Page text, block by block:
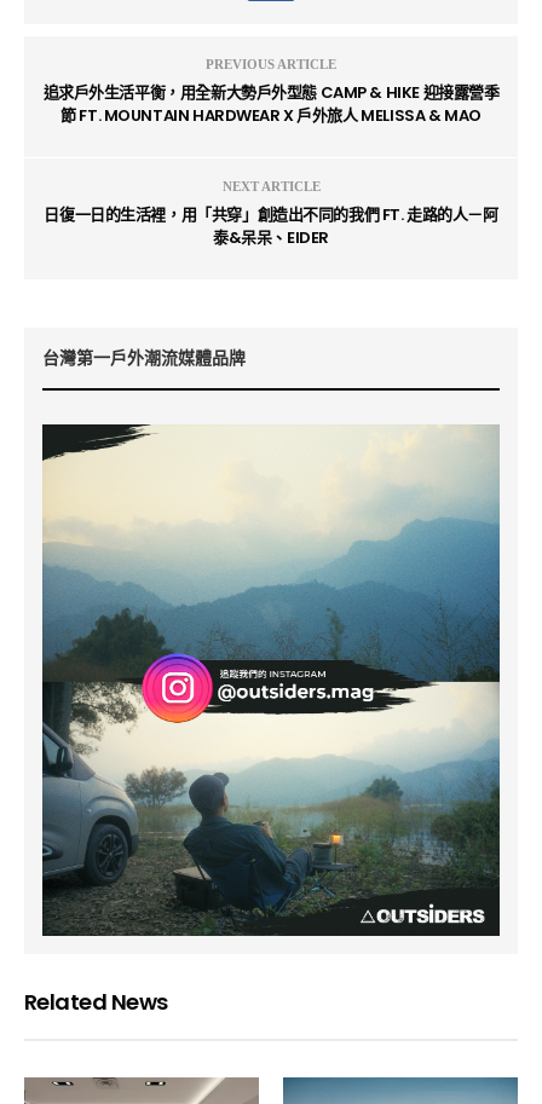
PREVIOUS ARTICLE
追求戶外生活平衡，用全新大勢戶外型態 CAMP & HIKE 迎接露營季
節 FT. MOUNTAIN HARDWEAR X 戶外旅人 MELISSA & MAO
NEXT ARTICLE
日復一日的生活裡，用「共穿」創造出不同的我們 FT. 走路的人－阿
泰&呆呆、EIDER
台灣第一戶外潮流媒體品牌
Related News